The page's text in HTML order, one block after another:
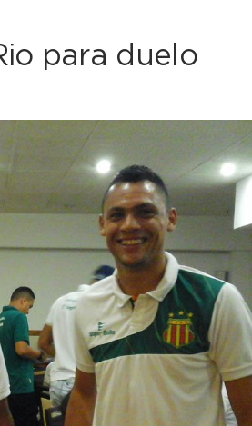
para duelo